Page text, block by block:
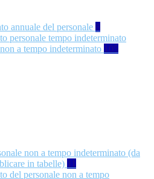
annuale del personale 8
personale tempo indeterminato
a tempo indeterminato 105
non a tempo indeterminato (da
in tabelle) 11
del personale non a tempo